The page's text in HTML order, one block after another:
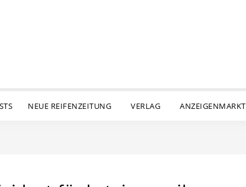
NEUE REIFENZEITUNG VERLAG ANZEIGENMARKT